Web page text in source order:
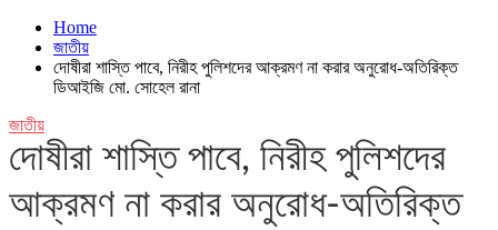
Home
জাতীয়
দোষীরা শাস্তি পাবে, নিরীহ পুলিশদের আক্রমণ না করার অনুরোধ-অতিরিক্ত
ডিআইজি মো. সোহেল রানা
জাতীয়
দোষীরা শাস্তি পাবে, নিরীহ পুলিশদের
আক্রমণ না করার অনুরোধ-অতিরিক্ত